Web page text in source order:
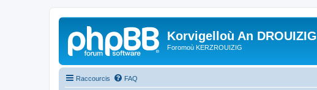
Korvigelloù An DROUIZIG
Foromoù KERZROUIZIG
Raccourcis FAQ